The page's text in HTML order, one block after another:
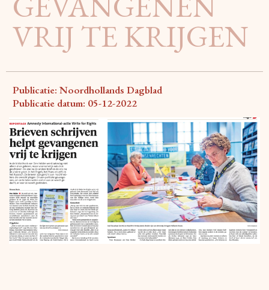
VRIJ TE KRIJGEN
Publicatie: Noordhollands Dagblad
Publicatie datum: 05-12-2022